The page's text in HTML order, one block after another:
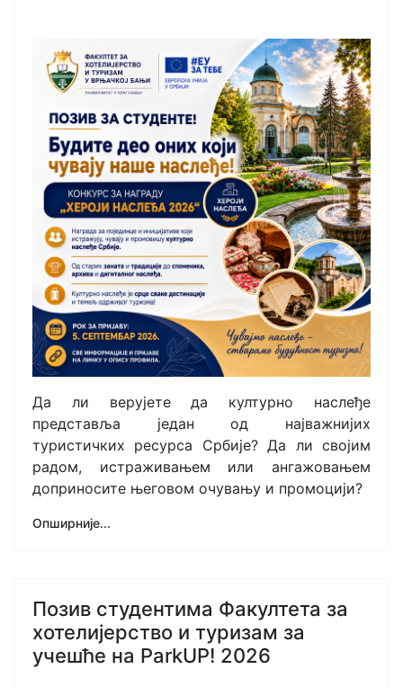
Да ли верујете да културно наслеђе
представља један од најважнијих
туристичких ресурса Србије? Да ли својим
радом, истраживањем или ангажовањем
доприносите његовом очувању и промоцији?
Опширније...
Позив студентима Факултета за
хотелијерство и туризам за
учешће на ParkUP! 2026